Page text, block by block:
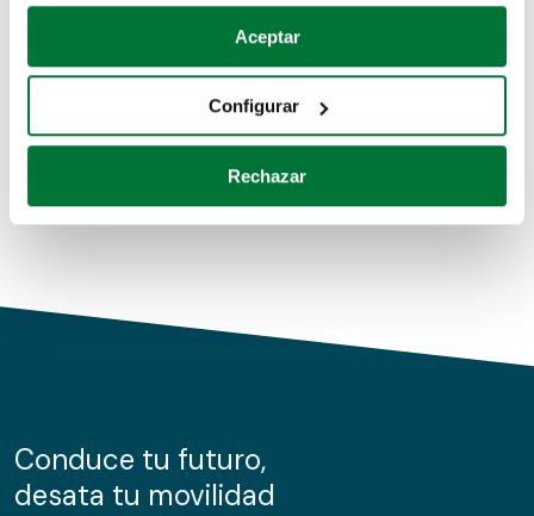
Si lo permite, también quisiéramos:
Recopilar información sobre su ubicación geográfica
Identificar su dispositivo analizándolo activamente
para buscar características específicas (huellas
Obtenga más información sobre cómo se procesan sus
de cookies.
información sobre el uso que haga del sitio web con
nuestros partners de redes sociales, publicidad y análisis
Aceptar
Configurar
Rechazar
Coches de segunda mano
Coches de km0
Conduce tu futuro,
desata tu movilidad